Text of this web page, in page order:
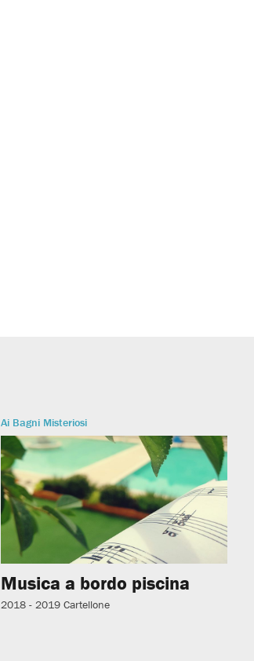
Ai Bagni Misteriosi
Musica a bordo piscina
2018 - 2019 Cartellone